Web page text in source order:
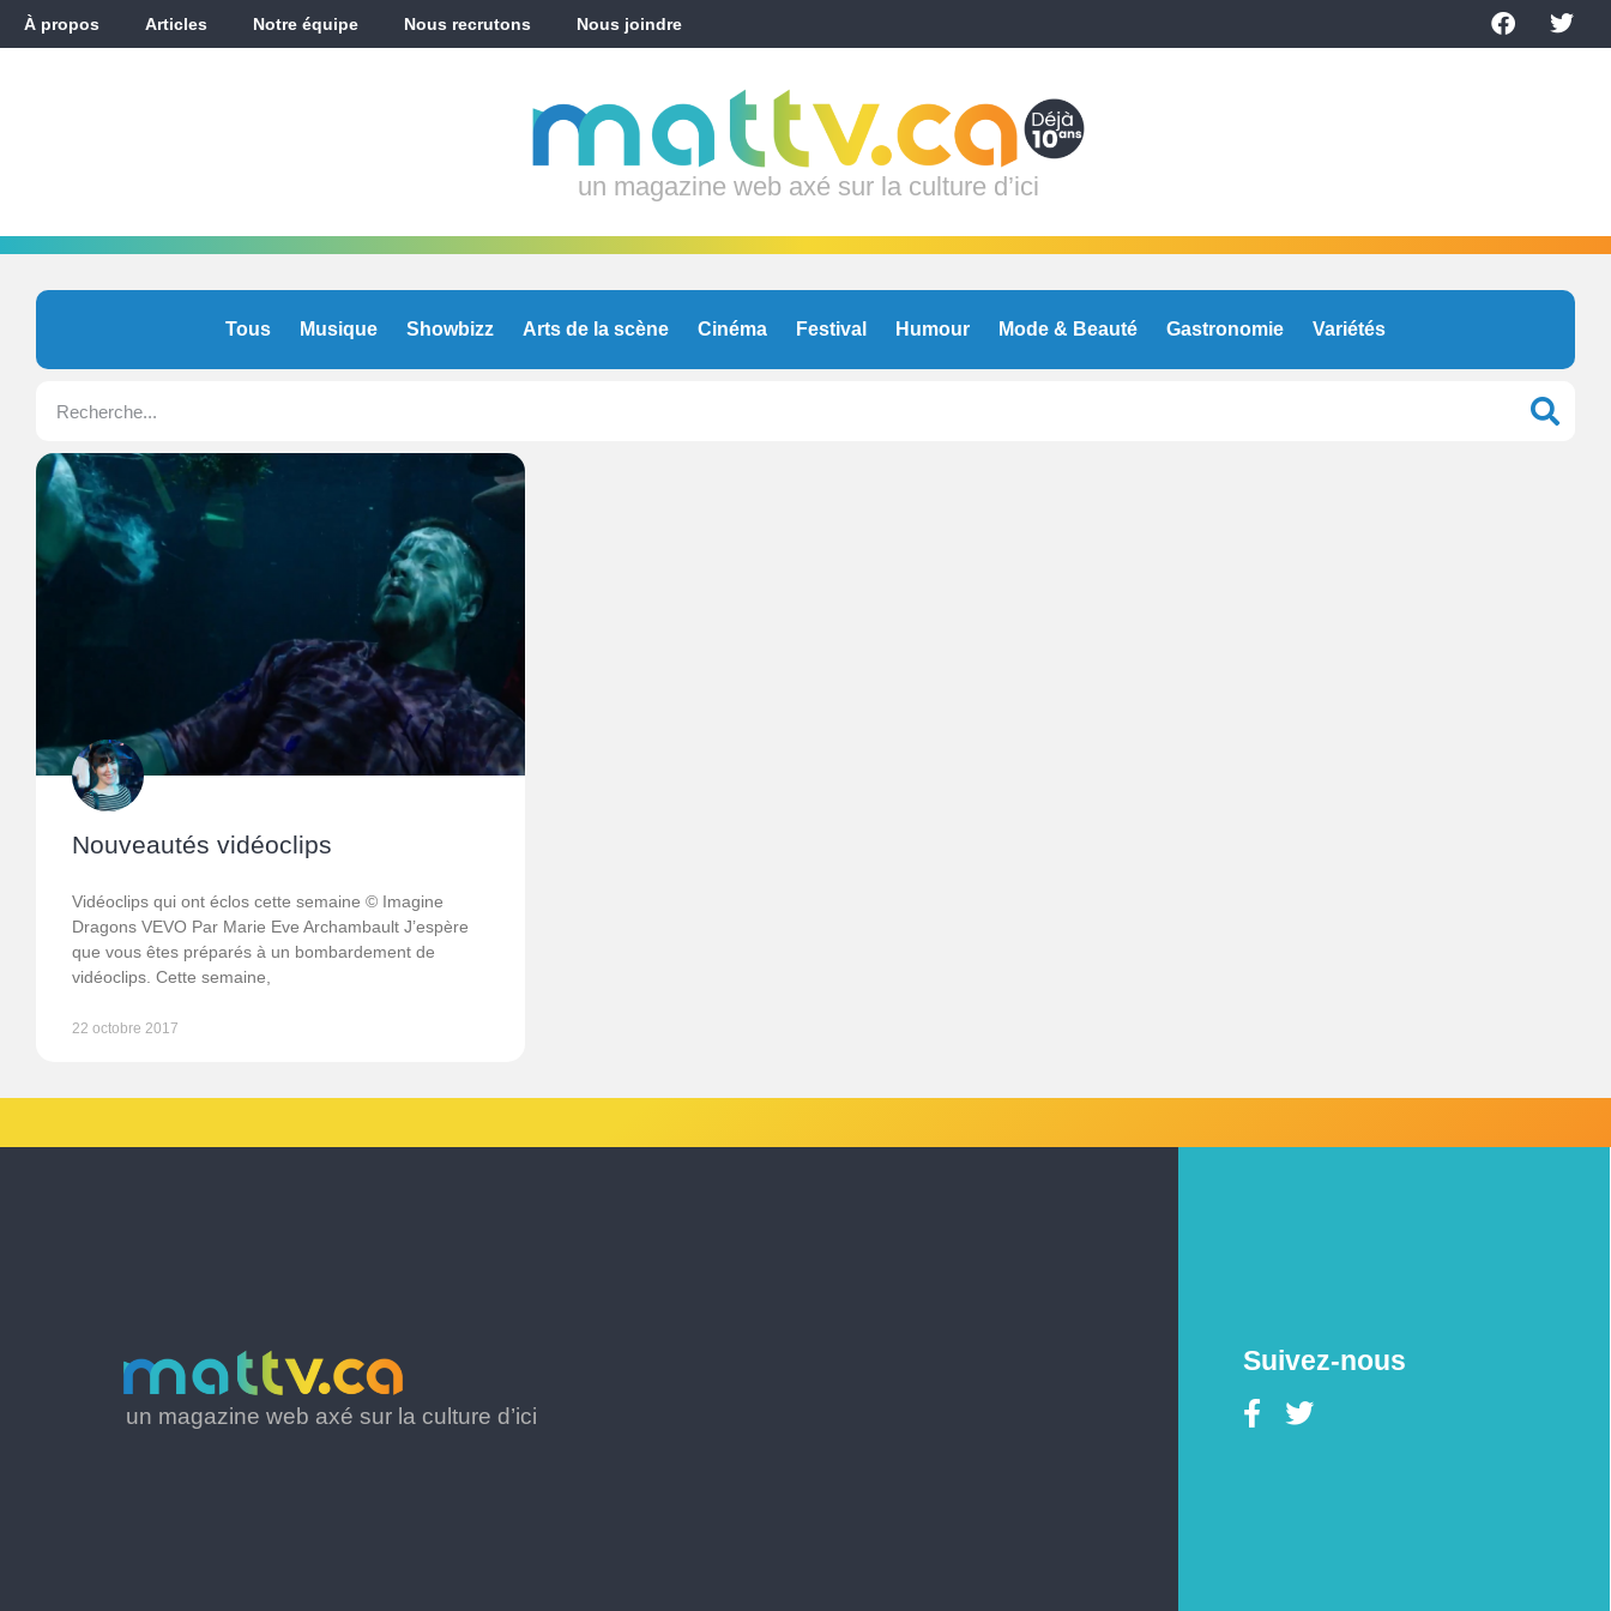
À propos Articles Notre équipe Nous recrutons Nous joindre
un magazine web axé sur la culture d’ici
Tous Musique Showbizz Arts de la scène Cinéma Festival Humour Mode & Beauté Gastronomie Variétés
Nouveautés vidéoclips
Vidéoclips qui ont éclos cette semaine © Imagine
Dragons VEVO Par Marie Eve Archambault J’espère
que vous êtes préparés à un bombardement de
vidéoclips. Cette semaine,
22 octobre 2017
un magazine web axé sur la culture d’ici
Suivez-nous